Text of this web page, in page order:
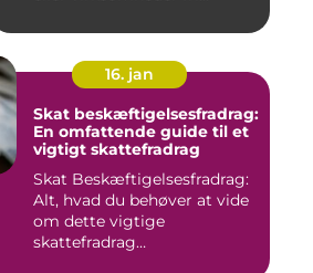
16. jan
Skat beskæftigelsesfradrag:
En omfattende guide til et
vigtigt skattefradrag
Skat Beskæftigelsesfradrag:
Alt, hvad du behøver at vide
om dette vigtige
skattefradrag